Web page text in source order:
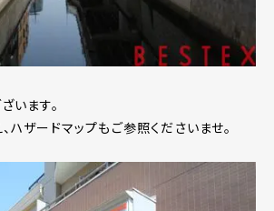
います。
ハザードマップもご参照くださいませ。